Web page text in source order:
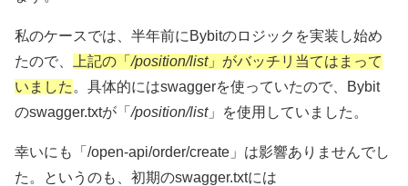
私のケースでは、半年前にBybitのロジックを実装し始め
たので、
上記の「/position/list」がバッチリ当てはまって
いました 。具体的にはswaggerを使っていたので、Bybit
のswagger.txtが「/position/list」を使用していました。
幸いにも「/open-api/order/create」は影響ありませんでし
た。というのも、初期のswagger.txtには